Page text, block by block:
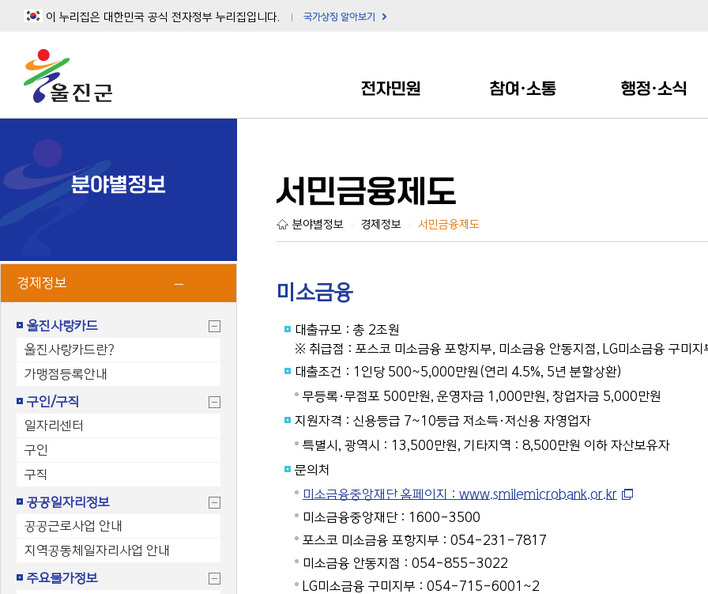
이 누리집은 대한민국 공식 전자정부 누리집입니다. 국가상징 알아보기
전자민원 참여·소통 행정·소식
분야별정보
경제정보
울진사랑카드
울진사랑카드란?
가맹점등록안내
구인/구직
일자리센터
구인
구직
공공일자리정보
공공근로사업 안내
지역공동체일자리사업 안내
주요물가정보
서민금융제도
분야별정보 경제정보 서민금융제도
미소금융
대출규모 : 총 2조원
※ 취급점 : 포스코 미소금융 포항지부, 미소금융 안동지점, LG미소금융 구미
대출조건 : 1인당 500~5,000만원(연리 4.5%, 5년 분할상환)
무등록·무점포 500만원, 운영자금 1,000만원, 창업자금 5,000만원
지원자격 : 신용등급 7~10등급 저소득·저신용 자영업자
특별시, 광역시 : 13,500만원, 기타지역 : 8,500만원 이하 자산보유자
문의처
미소금융중앙재단 홈페이지 : www.smilemicrobank.or.kr
미소금융중앙재단 : 1600-3500
포스코 미소금융 포항지부 : 054-231-7817
미소금융 안동지점 : 054-855-3022
LG미소금융 구미지부 : 054-715-6001~2